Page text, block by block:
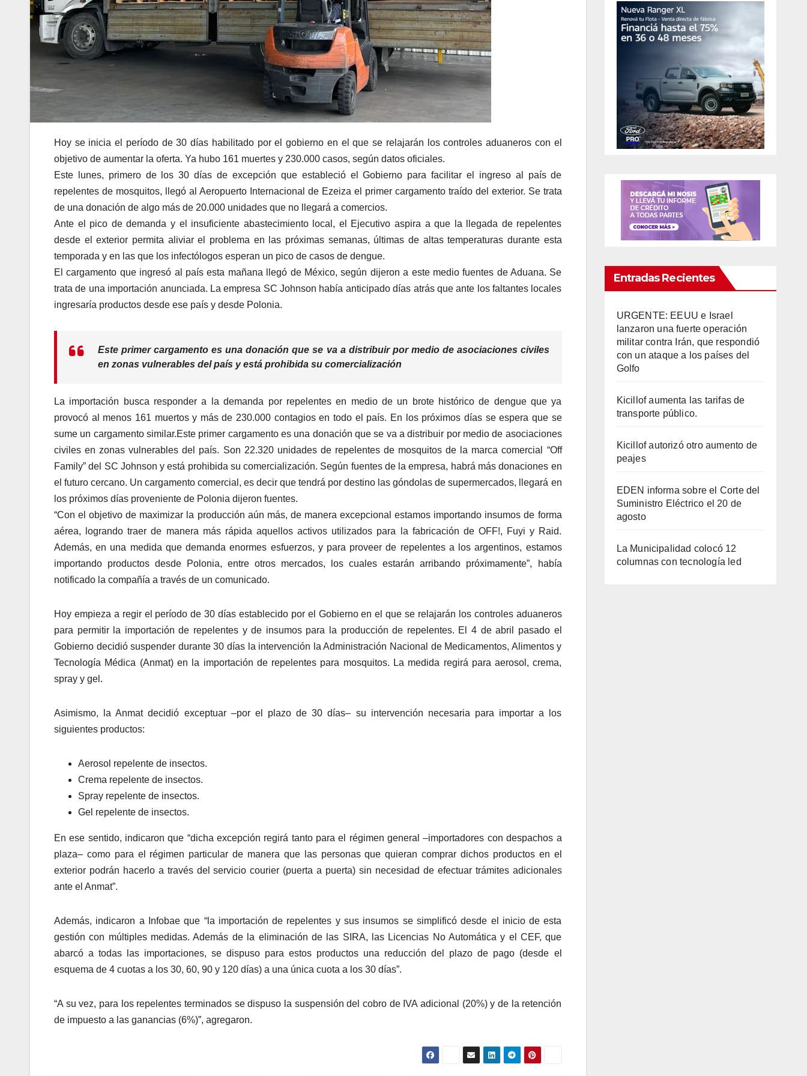
Hoy se inicia el período de 30 días habilitado por el gobierno en el que se relajarán los controles aduaneros con el
objetivo de aumentar la oferta. Ya hubo 161 muertes y 230.000 casos, según datos oficiales.
Este lunes, primero de los 30 días de excepción que estableció el Gobierno para facilitar el ingreso al país de
repelentes de mosquitos, llegó al Aeropuerto Internacional de Ezeiza el primer cargamento traído del exterior. Se trata
de una donación de algo más de 20.000 unidades que no llegará a comercios.
Ante el pico de demanda y el insuficiente abastecimiento local, el Ejecutivo aspira a que la llegada de repelentes
desde el exterior permita aliviar el problema en las próximas semanas, últimas de altas temperaturas durante esta
temporada y en las que los infectólogos esperan un pico de casos de dengue.
El cargamento que ingresó al país esta mañana llegó de México, según dijeron a este medio fuentes de Aduana. Se
trata de una importación anunciada. La empresa SC Johnson había anticipado días atrás que ante los faltantes locales
ingresaría productos desde ese país y desde Polonia.
Este primer cargamento es una donación que se va a distribuir por medio de asociaciones civiles
en zonas vulnerables del país y está prohibida su comercialización
La importación busca responder a la demanda por repelentes en medio de un brote histórico de dengue que ya
provocó al menos 161 muertos y más de 230.000 contagios en todo el país. En los próximos días se espera que se
sume un cargamento similar.Este primer cargamento es una donación que se va a distribuir por medio de asociaciones
civiles en zonas vulnerables del país. Son 22.320 unidades de repelentes de mosquitos de la marca comercial “Off
Family” del SC Johnson y está prohibida su comercialización. Según fuentes de la empresa, habrá más donaciones en
el futuro cercano. Un cargamento comercial, es decir que tendrá por destino las góndolas de supermercados, llegará en
los próximos días proveniente de Polonia dijeron fuentes.
“Con el objetivo de maximizar la producción aún más, de manera excepcional estamos importando insumos de forma
aérea, logrando traer de manera más rápida aquellos activos utilizados para la fabricación de OFF!, Fuyi y Raid.
Además, en una medida que demanda enormes esfuerzos, y para proveer de repelentes a los argentinos, estamos
importando productos desde Polonia, entre otros mercados, los cuales estarán arribando próximamente”, había
notificado la compañía a través de un comunicado.
Hoy empieza a regir el período de 30 días establecido por el Gobierno en el que se relajarán los controles aduaneros
para permitir la importación de repelentes y de insumos para la producción de repelentes. El 4 de abril pasado el
Gobierno decidió suspender durante 30 días la intervención la Administración Nacional de Medicamentos, Alimentos y
Tecnología Médica (Anmat) en la importación de repelentes para mosquitos. La medida regirá para aerosol, crema,
spray y gel.
Asimismo, la Anmat decidió exceptuar –por el plazo de 30 días– su intervención necesaria para importar a los
siguientes productos:
Aerosol repelente de insectos.
Crema repelente de insectos.
Spray repelente de insectos.
Gel repelente de insectos.
En ese sentido, indicaron que “dicha excepción regirá tanto para el régimen general –importadores con despachos a
plaza– como para el régimen particular de manera que las personas que quieran comprar dichos productos en el
exterior podrán hacerlo a través del servicio courier (puerta a puerta) sin necesidad de efectuar trámites adicionales
ante el Anmat”.
Además, indicaron a Infobae que “la importación de repelentes y sus insumos se simplificó desde el inicio de esta
gestión con múltiples medidas. Además de la eliminación de las SIRA, las Licencias No Automática y el CEF, que
abarcó a todas las importaciones, se dispuso para estos productos una reducción del plazo de pago (desde el
esquema de 4 cuotas a los 30, 60, 90 y 120 días) a una única cuota a los 30 días”.
“A su vez, para los repelentes terminados se dispuso la suspensión del cobro de IVA adicional (20%) y de la retención
de impuesto a las ganancias (6%)”, agregaron.
Entradas Recientes
URGENTE: EEUU e Israel
lanzaron una fuerte operación
militar contra Irán, que respondió
con un ataque a los países del
Golfo
Kicillof aumenta las tarifas de
transporte público.
Kicillof autorizó otro aumento de
peajes
EDEN informa sobre el Corte del
Suministro Eléctrico el 20 de
agosto
La Municipalidad colocó 12
columnas con tecnología led